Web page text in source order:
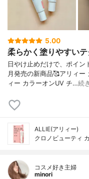
5.00
柔らかく塗りやすい
日やけ止めだけで、ポイ
月発売の新商品🥰アリィー
ィー カラーオンUV チ…続
ALLIE(アリィー)
クロノビューティ
コスメ好き主婦
minori